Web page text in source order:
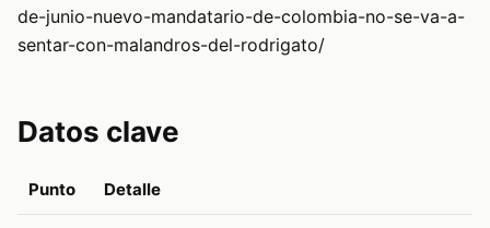
de-junio-nuevo-mandatario-de-colombia-no-se-va-a-
sentar-con-malandros-del-rodrigato/
Datos clave
Punto Detalle